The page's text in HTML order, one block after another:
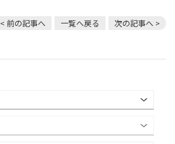
< 前の記事へ 一覧へ戻る 次の記事へ >